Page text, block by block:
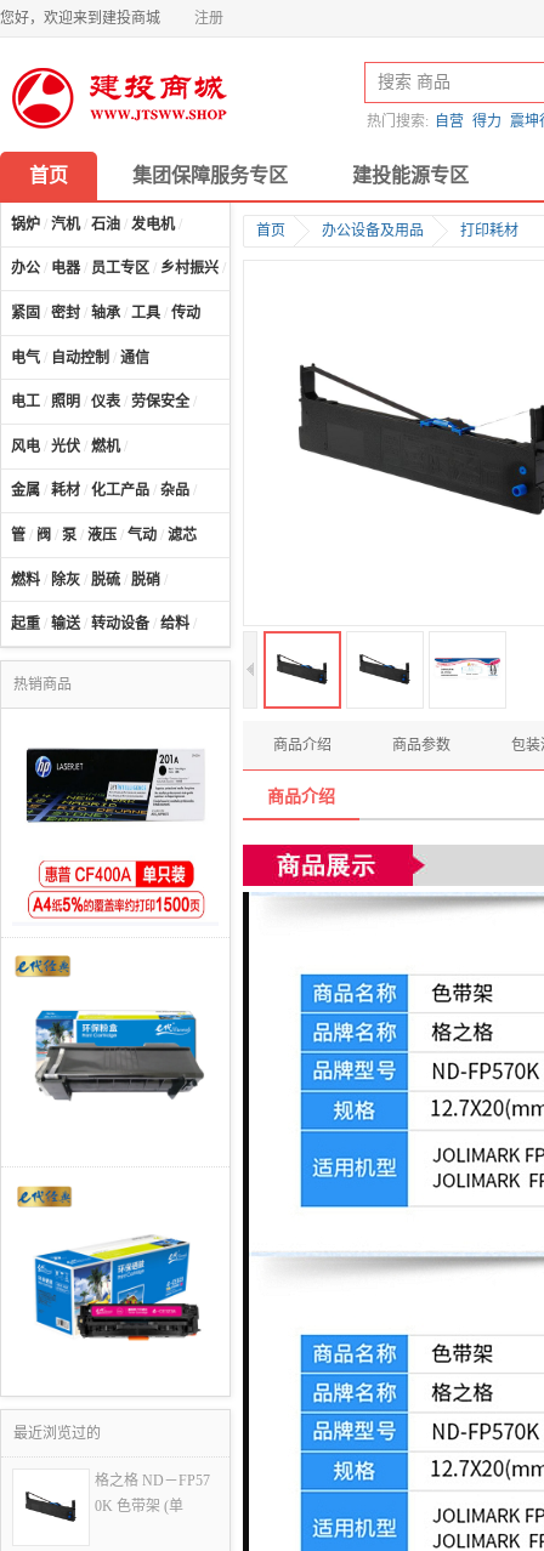
您好，欢迎来到建投商城 注册
热门搜索: 自营 得力 震坤
首页 集团保障服务专区 建投能源专区
锅炉 / 汽机/ 石油 / 发电机/
办公 / 电器 / 员工专区 / 乡村振兴 /
紧固 / 密封 / 轴承 / 工具 / 传动
电气 / 自动控制 / 通信
电工 / 照明 / 仪表 / 劳保安全 /
风电 / 光伏 / 燃机/
金属 / 耗材 / 化工产品 / 杂品 /
管 / 阀 / 泵 / 液压 / 气动 / 滤芯
燃料 / 除灰 / 脱硫 / 脱硝 /
起重 / 输送/ 转动设备 / 给料 /
热销商品
最近浏览过的
格之格 ND－FP57
0K 色带架 (单
首页 办公设备及用品 打印耗材
商品介绍 商品参数 包装
商品介绍